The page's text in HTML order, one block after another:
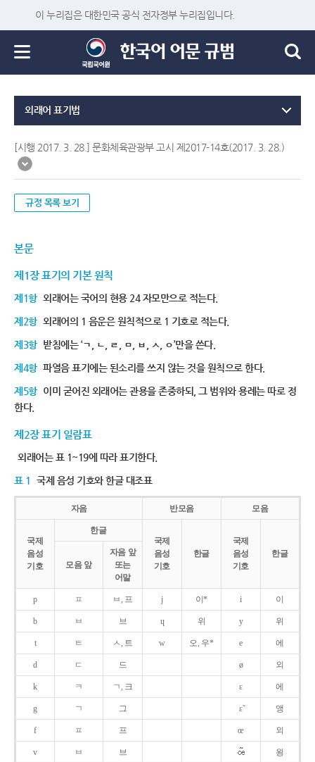
이 누리집은 대한민국 공식 전자정부 누리집입니다.
외래어 표기법
[시행 2017. 3. 28.] 문화체육관광부 고시 제2017-14호(2017. 3. 28.)
규정 목록 보기
본문
제1장 표기의 기본 원칙
제1항 외래어는 국어의 현용 24 자모만으로 적는다.
제2항 외래어의 1 음운은 원칙적으로 1 기호로 적는다.
제3항 받침에는 ‘ㄱ, ㄴ, ㄹ, ㅁ, ㅂ, ㅅ, ㅇ’만을 쓴다.
제4항 파열음 표기에는 된소리를 쓰지 않는 것을 원칙으로 한다.
제5항 이미 굳어진 외래어는 관용을 존중하되, 그 범위와 용례는 따로 정
한다.
제2장 표기 일람표
외래어는 표 1~19에 따라 표기한다.
표 1 국제 음성 기호와 한글 대조표
자음 반모음 모음
국제
음성
기호
한글
국제
음성
기호
한글
국제
음성
기호
한글
모음 앞
자음 앞
또는
어말
p ㅍ ㅂ, 프 j 이* i 이
b ㅂ 브 ɥ 위 y 위
t ㅌ ㅅ, 트 w 오, 우* e 에
d ㄷ 드 ø 외
k ㅋ ㄱ, 크 ɛ 에
g ㄱ 그 ɛ̃ 앵
f ㅍ 프 œ 외
v ㅂ 브 욍